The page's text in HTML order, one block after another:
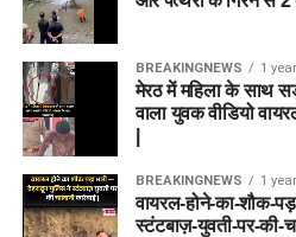
BREAKINGNEWS 1
मेरठ में महिला के साथ
वाला युवक वीडियो
BREAKINGNEWS 1
वायरल-होने-का-शौक-
स्टंटबाज़-युवती-पर-की-